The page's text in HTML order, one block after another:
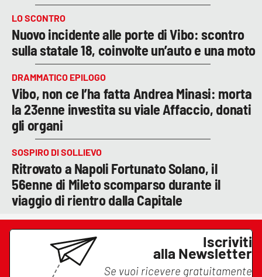
LO SCONTRO
Nuovo incidente alle porte di Vibo: scontro
sulla statale 18, coinvolte un’auto e una moto
DRAMMATICO EPILOGO
Vibo, non ce l’ha fatta Andrea Minasi: morta
la 23enne investita su viale Affaccio, donati
gli organi
SOSPIRO DI SOLLIEVO
Ritrovato a Napoli Fortunato Solano, il
56enne di Mileto scomparso durante il
viaggio di rientro dalla Capitale
Iscriviti
alla Newsletter
Se vuoi ricevere gratuitamente